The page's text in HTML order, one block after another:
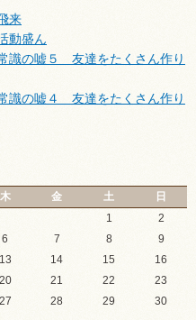
来
動盛ん
の嘘５ 友達をたくさん作り
の嘘４ 友達をたくさん作り
木 金 土 日
1
2
6 7 8
9
13 14 15
16
20 21 22
23
27 28 29
30